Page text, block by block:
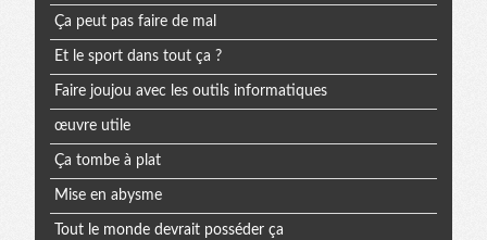
Ça peut pas faire de mal
Et le sport dans tout ça ?
Faire joujou avec les outils informatiques
œuvre utile
Ça tombe à plat
Mise en abysme
Tout le monde devrait posséder ça